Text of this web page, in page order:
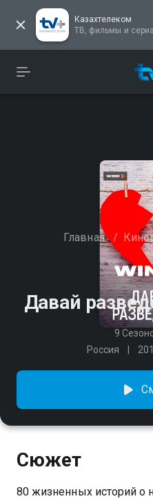
Казахтелеком
ТВ, фильмы и
Главная /
Давай
9
Россия
Сюжет
80 жизненных историй о